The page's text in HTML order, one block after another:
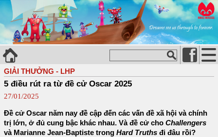
GIẢI THƯỞNG - LHP
5 điều rút ra từ đề cử Oscar 2025
27/01/2025
Đề cử Oscar năm nay đề cập đến các vấn đề xã hội và chính
trị lớn, ở đủ cung bậc khác nhau. Và đề cử cho Challengers
và Marianne Jean-Baptiste trong Hard Truths đi đâu rồi?